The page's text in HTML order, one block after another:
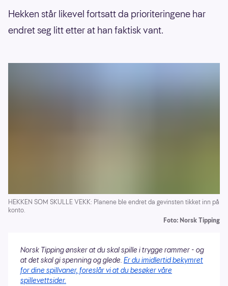
Hekken står likevel fortsatt da prioriteringene har
endret seg litt etter at han faktisk vant.
HEKKEN SOM SKULLE VEKK: Planene ble endret da gevinsten tikket inn på
konto.
Foto: Norsk Tipping
Norsk Tipping ønsker at du skal spille i trygge rammer - og
at det skal gi spenning og glede. Er du imidlertid bekymret
for dine spillvaner, foreslår vi at du besøker våre
spillevettsider.